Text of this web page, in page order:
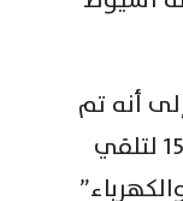
أنه تم
تفعيل منظومة الخط الساخن 15100 لتلقي